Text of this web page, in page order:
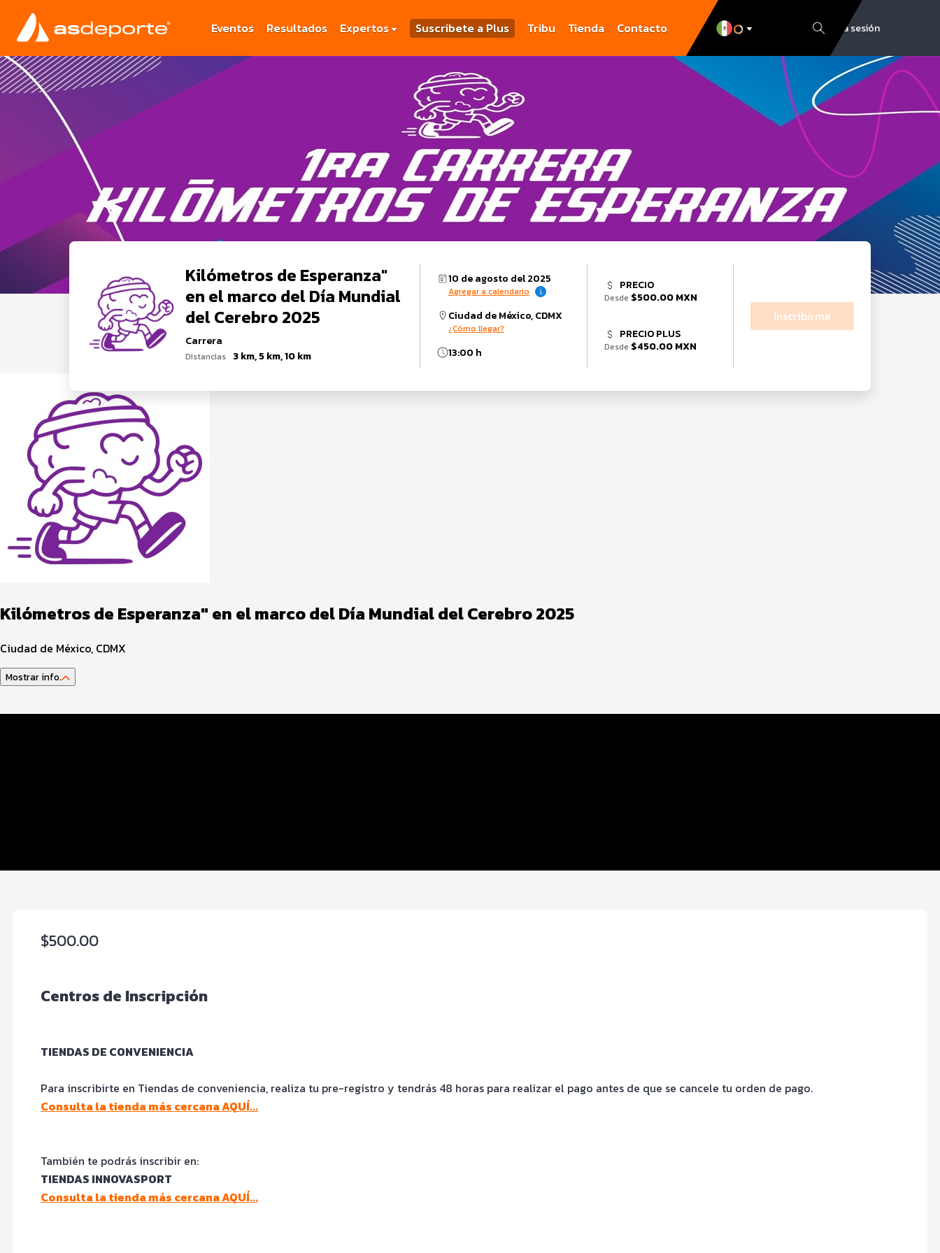
Eventos Resultados Expertos Suscribete a Plus Tribu Tienda Contacto Inicia sesión
Kilómetros de Esperanza"
en el marco del Día Mundial
del Cerebro 2025
Carrera
Distancias 3 km, 5 km, 10 km
10 de agosto del 2025
Agregar a calendario
Ciudad de México, CDMX
¿Cómo llegar?
13:00 h
PRECIO
Desde $500.00 MXN
PRECIO PLUS
Desde $450.00 MXN
Inscribirme
Kilómetros de Esperanza" en el marco del Día Mundial del Cerebro 2025
Ciudad de México, CDMX
Mostrar info.
$500.00
Centros de Inscripción
TIENDAS DE CONVENIENCIA
Para inscribirte en Tiendas de conveniencia, realiza tu pre-registro y tendrás 48 horas para realizar el pago antes de que se cancele tu orden de pago.
Consulta la tienda más cercana AQUÍ...
También te podrás inscribir en:
TIENDAS INNOVASPORT
Consulta la tienda más cercana AQUÍ...